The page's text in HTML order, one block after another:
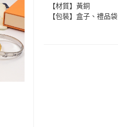
【材質】黃銅
【包裝】盒子、禮品袋